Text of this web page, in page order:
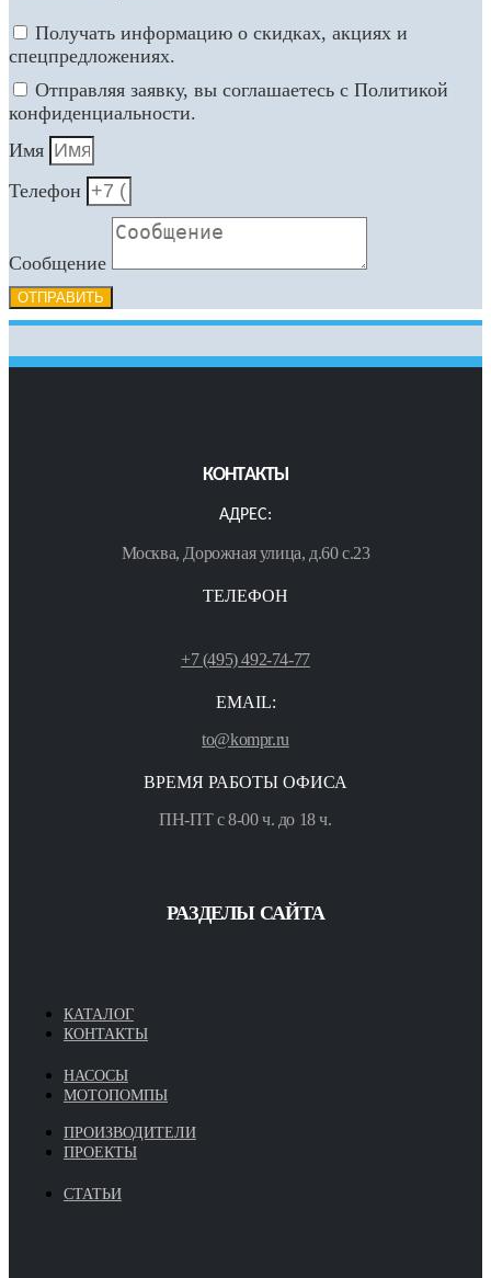
Получать информацию о скидках, акциях и
спецпредложениях.
Отправляя заявку, вы соглашаетесь с Политикой
конфиденциальности.
Имя
Телефон
Сообщение
ОТПРАВИТЬ
КОНТАКТЫ
АДРЕС:
Москва, Дорожная улица, д.60 с.23
ТЕЛЕФОН
+7 (495) 492-74-77
EMAIL:
to@kompr.ru
ВРЕМЯ РАБОТЫ ОФИСА
ПН-ПТ с 8-00 ч. до 18 ч.
РАЗДЕЛЫ САЙТА
КАТАЛОГ
КОНТАКТЫ
НАСОСЫ
МОТОПОМПЫ
ПРОИЗВОДИТЕЛИ
ПРОЕКТЫ
СТАТЬИ